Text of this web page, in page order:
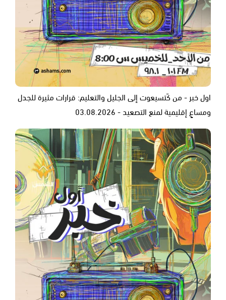
اول خبر - من كَتسيعوت إلى الجليل والتعليم: قرارات مثيرة للجدل
ومساعٍ إقليمية لمنع التصعيد - 03.08.2026